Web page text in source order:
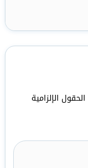
الحقول الإلزامية